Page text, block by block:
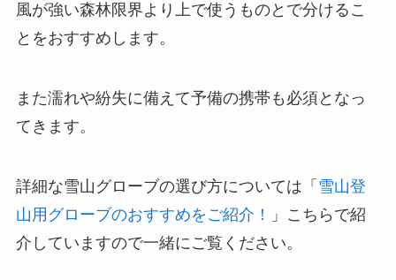
風が強い森林限界より上で使うものとで分けるこ
とをおすすめします。
また濡れや紛失に備えて予備の携帯も必須となっ
てきます。
詳細な雪山グローブの選び方については「 雪山登
山用グローブのおすすめをご紹介！
」こちらで紹
介していますので一緒にご覧ください。